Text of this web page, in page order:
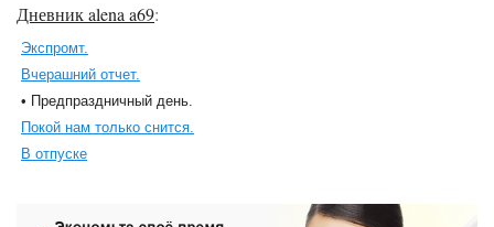
Дневник alena a69:
Экспромт.
Вчерашний отчет.
• Предпраздничный день.
Покой нам только снится.
В отпуске